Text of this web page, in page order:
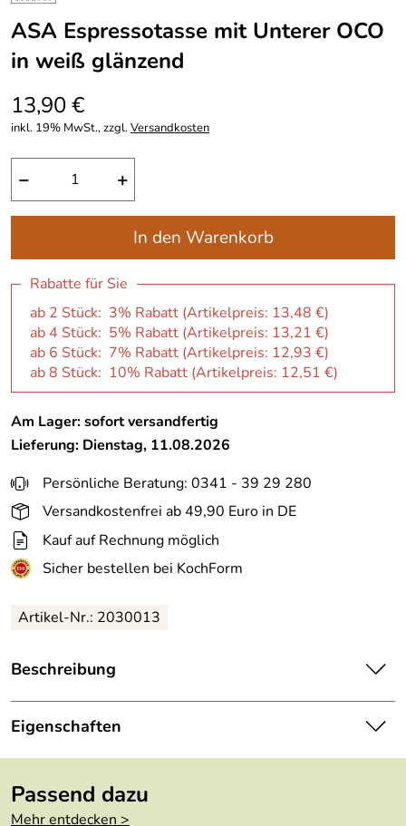
ASA Espressotasse mit Unterer OCO
in weiß glänzend
13,90 €
inkl. 19% MwSt., zzgl.Versandkosten
− +
In den Warenkorb
Rabatte für Sie
ab 2 Stück: 3% Rabatt (Artikelpreis: 13,48 €)
ab 4 Stück: 5% Rabatt (Artikelpreis: 13,21 €)
ab 6 Stück: 7% Rabatt (Artikelpreis: 12,93 €)
ab 8 Stück: 10% Rabatt (Artikelpreis: 12,51 €)
Am Lager: sofort versandfertig
Lieferung: Dienstag, 11.08.2026
Persönliche Beratung: 0341 - 39 29 280
Versandkostenfrei ab 49,90 Euro in DE
Kauf auf Rechnung möglich
Sicher bestellen bei KochForm
Artikel-Nr.: 2030013
Beschreibung
ASA Espressotasse mit Unterer OCO in weiß glänzend.
Die Serie OCO steht für gerade Linien und ein Ideal des
bestechen durch extreme Härte und ein warmes Weiß,
das pure Puristik ausstrahlt. Das feine und helle Porzellan
der ligne noir Reihe ist zusätzlich mit einer weichen und
Eigenschaften
Länge:
Passend dazu
Mehr entdecken >